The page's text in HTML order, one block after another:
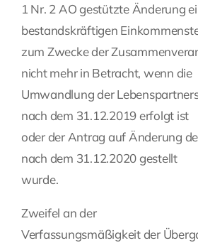
1 Nr. 2 AO gestützte Änderung
bestandskräftigen
zum Zwecke der
nicht mehr in Betracht, wenn die
Umwandlung der
nach dem 31.12.2019 erfolgt ist
oder der Antrag auf Änderung
nach dem 31.12.2020 gestellt
wurde.
Zweifel an der
Verfassungsmäßigkeit der